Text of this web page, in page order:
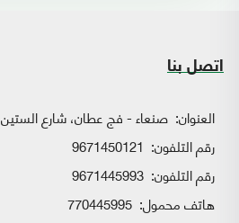
اتصل بنا
العنوان: صنعاء - فج عطان، شارع الستين
رقم التلفون: 9671450121
رقم التلفون: 9671445993
هاتف محمول: 770445995